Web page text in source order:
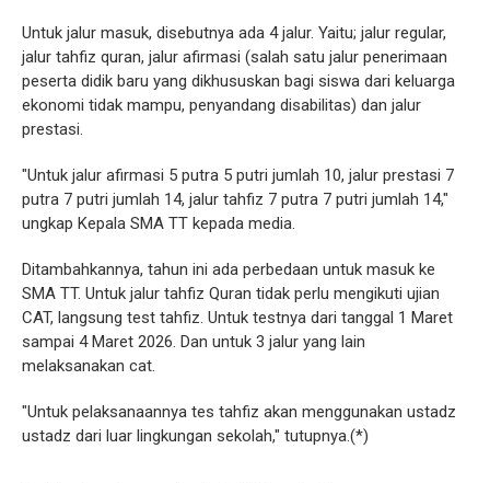
Untuk jalur masuk, disebutnya ada 4 jalur. Yaitu; jalur regular,
jalur tahfiz quran, jalur afirmasi (salah satu jalur penerimaan
peserta didik baru yang dikhususkan bagi siswa dari keluarga
ekonomi tidak mampu, penyandang disabilitas) dan jalur
prestasi.
"Untuk jalur afirmasi 5 putra 5 putri jumlah 10, jalur prestasi 7
putra 7 putri jumlah 14, jalur tahfiz 7 putra 7 putri jumlah 14,"
ungkap Kepala SMA TT kepada media.
Ditambahkannya, tahun ini ada perbedaan untuk masuk ke
SMA TT. Untuk jalur tahfiz Quran tidak perlu mengikuti ujian
CAT, langsung test tahfiz. Untuk testnya dari tanggal 1 Maret
sampai 4 Maret 2026. Dan untuk 3 jalur yang lain
melaksanakan cat.
"Untuk pelaksanaannya tes tahfiz akan menggunakan ustadz
ustadz dari luar lingkungan sekolah," tutupnya.(*)